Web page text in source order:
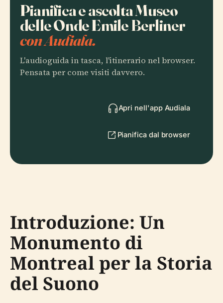
Pianifica e ascolta Museo
delle Onde Emile Berliner
con Audiala.
L'audioguida in tasca, l'itinerario nel browser.
Pensata per come visiti davvero.
Apri nell'app Audiala
Pianifica dal browser
Introduzione: Un
Monumento di
Montreal per la Storia
del Suono